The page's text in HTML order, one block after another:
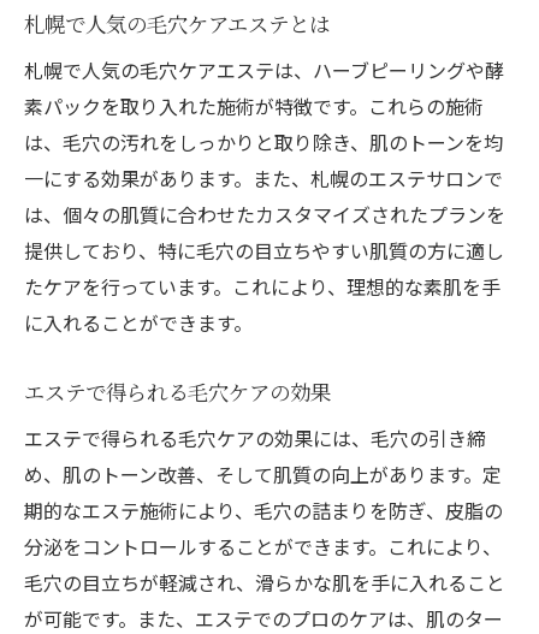
札幌で人気の毛穴ケアエステとは
札幌で人気の毛穴ケアエステは、ハーブピーリングや酵
素パックを取り入れた施術が特徴です。これらの施術
は、毛穴の汚れをしっかりと取り除き、肌のトーンを均
一にする効果があります。また、札幌のエステサロンで
は、個々の肌質に合わせたカスタマイズされたプランを
提供しており、特に毛穴の目立ちやすい肌質の方に適し
たケアを行っています。これにより、理想的な素肌を手
に入れることができます。
エステで得られる毛穴ケアの効果
エステで得られる毛穴ケアの効果には、毛穴の引き締
め、肌のトーン改善、そして肌質の向上があります。定
期的なエステ施術により、毛穴の詰まりを防ぎ、皮脂の
分泌をコントロールすることができます。これにより、
毛穴の目立ちが軽減され、滑らかな肌を手に入れること
が可能です。また、エステでのプロのケアは、肌のター